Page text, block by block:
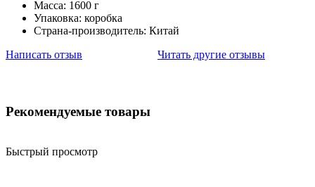
Масса: 1600 г
Упаковка: коробка
Страна-производитель: Китай
Написать отзыв
Читать другие отзывы
Рекомендуемые товары
Быстрый просмотр